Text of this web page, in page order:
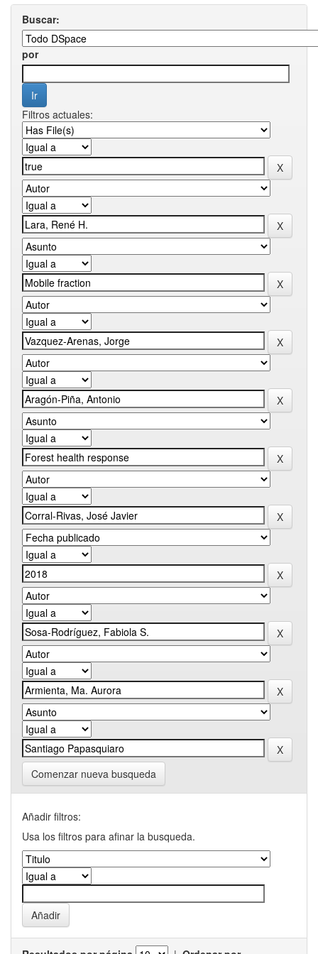
Buscar:
por
Filtros actuales:
Comenzar nueva busqueda
Añadir filtros:
Usa los filtros para afinar la busqueda.